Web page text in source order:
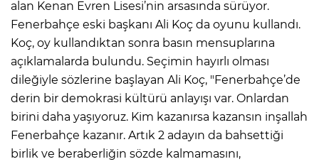
alan Kenan Evren Lisesi’nin arsasında sürüyor.
Fenerbahçe eski başkanı Ali Koç da oyunu kullandı.
Koç, oy kullandıktan sonra basın mensuplarına
açıklamalarda bulundu. Seçimin hayırlı olması
dileğiyle sözlerine başlayan Ali Koç, "Fenerbahçe’de
derin bir demokrasi kültürü anlayışı var. Onlardan
birini daha yaşıyoruz. Kim kazanırsa kazansın inşallah
Fenerbahçe kazanır. Artık 2 adayın da bahsettiği
birlik ve beraberliğin sözde kalmamasını,